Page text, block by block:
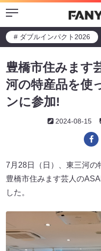
Menu
# ダブルインパクト2026
豊橋市住みます
河の特産品を使
ンに参加!
2024-08-15
7月28日（日）、東三河の
豊橋市住みます芸人の
した。